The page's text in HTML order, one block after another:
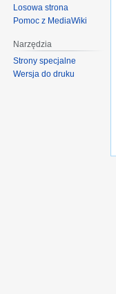
Losowa strona
Pomoc z MediaWiki
Narzędzia
Strony specjalne
Wersja do druku